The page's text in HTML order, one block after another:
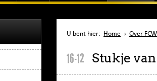
U bent hier: Home › Over FCW
16-12 Stukje